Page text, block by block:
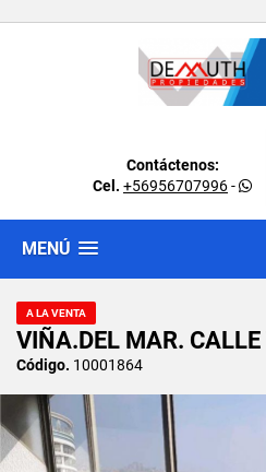
Contáctenos:
Cel. +56956707996-
MENÚ
A LA VENTA
VIÑA.DEL MAR.
Código. 10001864